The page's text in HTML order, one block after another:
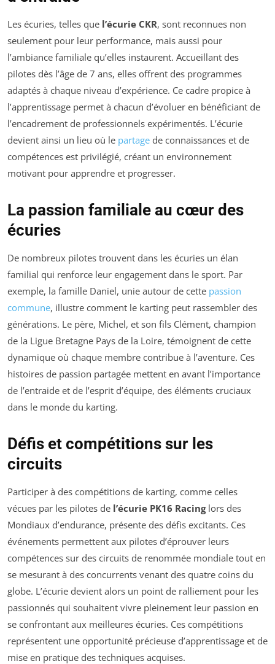
Les écuries, telles que l’écurie CKR, sont reconnues non
seulement pour leur performance, mais aussi pour
l’ambiance familiale qu’elles instaurent. Accueillant des
pilotes dès l’âge de 7 ans, elles offrent des programmes
adaptés à chaque niveau d’expérience. Ce cadre propice à
l’apprentissage permet à chacun d’évoluer en bénéficiant de
l’encadrement de professionnels expérimentés. L’écurie
devient ainsi un lieu où le partage de connaissances et de
compétences est privilégié, créant un environnement
motivant pour apprendre et progresser.
La passion familiale au cœur des
écuries
De nombreux pilotes trouvent dans les écuries un élan
familial qui renforce leur engagement dans le sport. Par
exemple, la famille Daniel, unie autour de cette passion
commune, illustre comment le karting peut rassembler des
générations. Le père, Michel, et son fils Clément, champion
de la Ligue Bretagne Pays de la Loire, témoignent de cette
dynamique où chaque membre contribue à l’aventure. Ces
histoires de passion partagée mettent en avant l’importance
de l’entraide et de l’esprit d’équipe, des éléments cruciaux
dans le monde du karting.
Défis et compétitions sur les
circuits
Participer à des compétitions de karting, comme celles
vécues par les pilotes de l’écurie PK16 Racinglors des
Mondiaux d’endurance, présente des défis excitants. Ces
événements permettent aux pilotes d’éprouver leurs
compétences sur des circuits de renommée mondiale tout en
se mesurant à des concurrents venant des quatre coins du
globe. L’écurie devient alors un point de ralliement pour les
passionnés qui souhaitent vivre pleinement leur passion en
se confrontant aux meilleures écuries. Ces compétitions
représentent une opportunité précieuse d’apprentissage et de
mise en pratique des techniques acquises.